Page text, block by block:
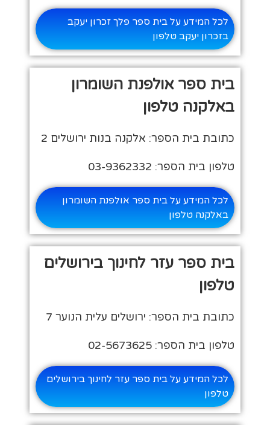
לכל המידע על בית ספר פלך זכרון יעקב
בזכרון יעקב טלפון
בית ספר אולפנת השומרון
באלקנה טלפון
כתובת בית הספר: אלקנה בנות ירושלים 2
טלפון בית הספר: 03-9362332
לכל המידע על בית ספר אולפנת השומרון
באלקנה טלפון
בית ספר עזר לחינוך בירושלים
טלפון
כתובת בית הספר: ירושלים עלית הנוער 7
טלפון בית הספר: 02-5673625
לכל המידע על בית ספר עזר לחינוך בירושלים
טלפון